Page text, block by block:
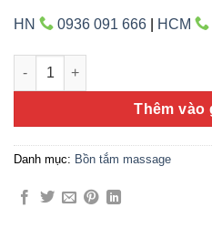
HN 0936 091 666 HCM
Nofer NG-7550DG số lượng
Thêm vào
Danh mục: Bồn tắm massage